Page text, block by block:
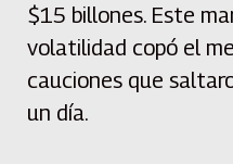
$15 billones. Este
volatilidad copó el
cauciones que
un día.